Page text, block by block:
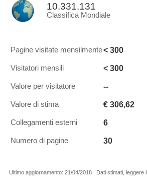
10.331.131
Classifica Mondiale
Pagine visitate mensilmente< 300
Visitatori mensili < 300
Valore per visitatore --
Valore di stima € 306,62
Collegamenti esterni 6
Numero di pagine 30
Ultimo aggiornamento: 21/04/2018 . Dati stimati, leggere